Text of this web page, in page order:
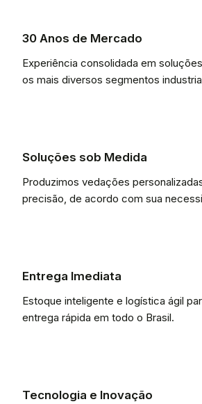
30 Anos de Mercado
Experiência consolidada em
os mais diversos segmentos
Soluções sob Medida
Produzimos vedações
precisão, de acordo com sua
Entrega Imediata
Estoque inteligente e logística ágil
entrega rápida em todo o Brasil.
Tecnologia e Inovação